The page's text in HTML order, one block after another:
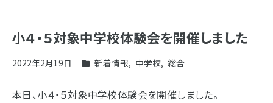
小４・５対象中学校体験会を開催しました
2022年2月19日 新着情報, 中学校, 総合
本日、小４・５対象中学校体験会を開催しました。